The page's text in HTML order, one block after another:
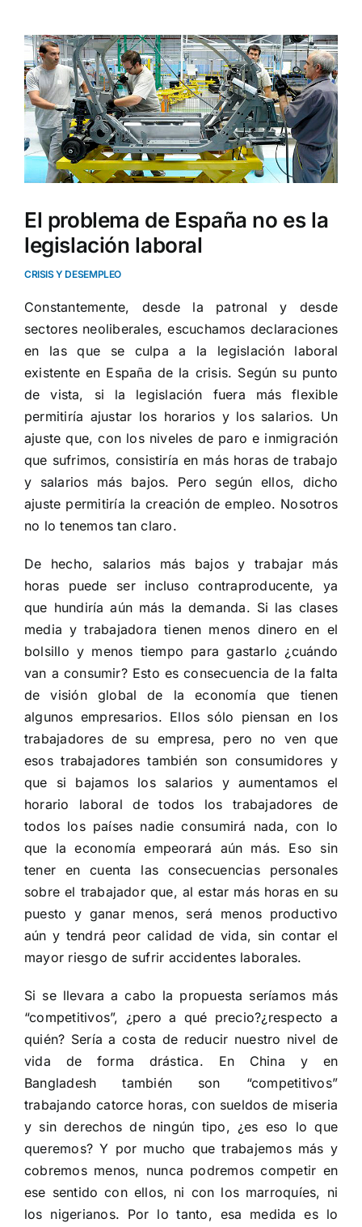
Ver
imagen
más
grande
El problema de España no es la
legislación laboral
CRISIS Y DESEMPLEO
Constantemente, desde la patronal y desde
sectores neoliberales, escuchamos declaraciones
en las que se culpa a la legislación laboral
existente en España de la crisis. Según su punto
de vista, si la legislación fuera más flexible
permitiría ajustar los horarios y los salarios. Un
ajuste que, con los niveles de paro e inmigración
que sufrimos, consistiría en más horas de trabajo
y salarios más bajos. Pero según ellos, dicho
ajuste permitiría la creación de empleo. Nosotros
no lo tenemos tan claro.
De hecho, salarios más bajos y trabajar más
horas puede ser incluso contraproducente, ya
que hundiría aún más la demanda. Si las clases
media y trabajadora tienen menos dinero en el
bolsillo y menos tiempo para gastarlo ¿cuándo
van a consumir? Esto es consecuencia de la falta
de visión global de la economía que tienen
algunos empresarios. Ellos sólo piensan en los
trabajadores de su empresa, pero no ven que
esos trabajadores también son consumidores y
que si bajamos los salarios y aumentamos el
horario laboral de todos los trabajadores de
todos los países nadie consumirá nada, con lo
que la economía empeorará aún más. Eso sin
tener en cuenta las consecuencias personales
sobre el trabajador que, al estar más horas en su
puesto y ganar menos, será menos productivo
aún y tendrá peor calidad de vida, sin contar el
mayor riesgo de sufrir accidentes laborales.
Si se llevara a cabo la propuesta seríamos más
“competitivos”, ¿pero a qué precio?¿respecto a
quién? Sería a costa de reducir nuestro nivel de
vida de forma drástica. En China y en
Bangladesh también son “competitivos”
trabajando catorce horas, con sueldos de miseria
y sin derechos de ningún tipo, ¿es eso lo que
queremos? Y por mucho que trabajemos más y
cobremos menos, nunca podremos competir en
ese sentido con ellos, ni con los marroquíes, ni
los nigerianos. Por lo tanto, esa medida es lo